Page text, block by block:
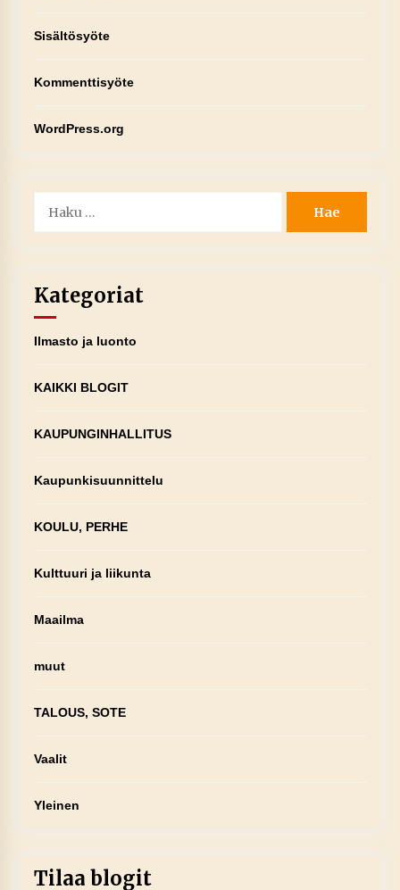
Sisältösyöte
Kommenttisyöte
WordPress.org
Kategoriat
Ilmasto ja luonto
KAIKKI BLOGIT
KAUPUNGINHALLITUS
Kaupunkisuunnittelu
KOULU, PERHE
Kulttuuri ja liikunta
Maailma
muut
TALOUS, SOTE
Vaalit
Yleinen
Tilaa blogit